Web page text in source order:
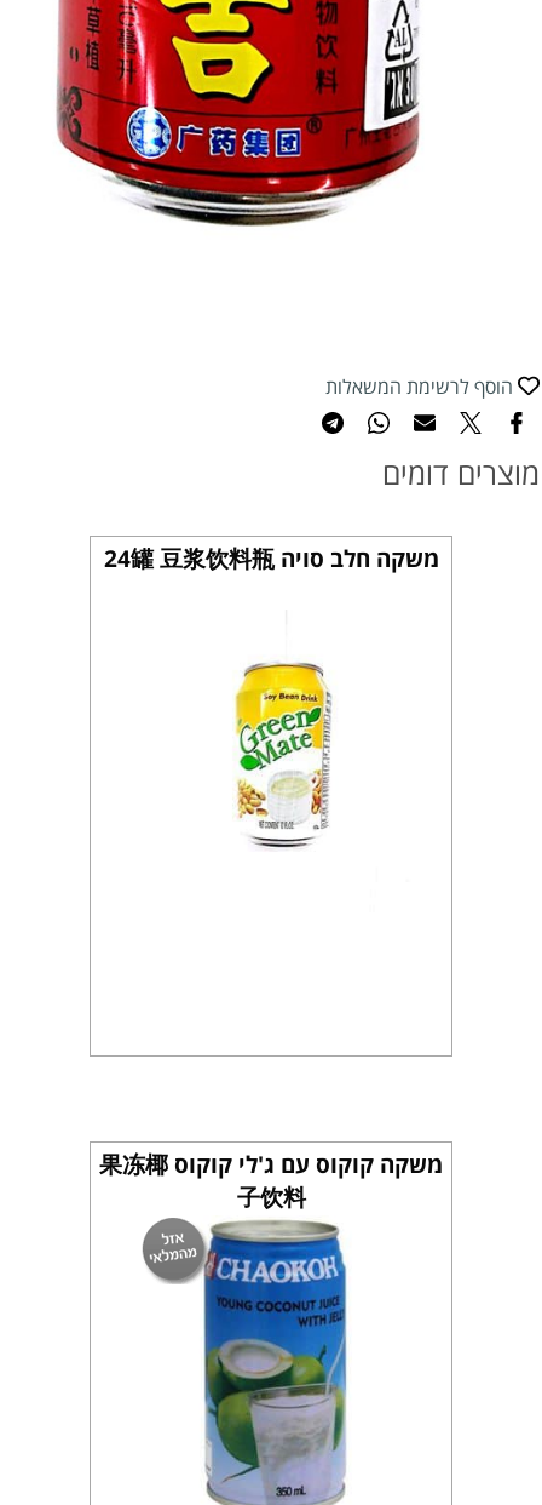
הוסף לרשימת המשאלות
מוצרים דומים
משקה חלב סויה 24罐 豆浆饮料瓶
משקה קוקוס עם ג'לי קוקוס 果冻椰
子饮料